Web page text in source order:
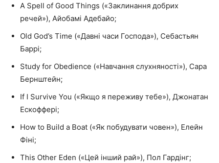
A Spell of Good Things («Заклинання добрих
речей»), Айобамі Адебайо;
Old God’s Time («Давні часи Господа»), Себастьян
Баррі;
Study for Obedience («Навчання слухняності»), Сара
Бернштейн;
If I Survive You («Якщо я переживу тебе»), Джонатан
Ескоффері;
How to Build a Boat («Як побудувати човен»), Елейн
Фіні;
This Other Eden («Цей інший рай»), Пол Гардінг;